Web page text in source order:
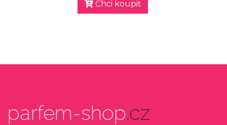
Chci koupit
parfem-shop.cz